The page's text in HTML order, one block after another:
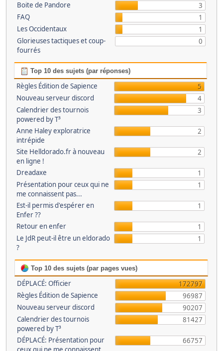
Boite de Pandore
3
FAQ
1
Les Occidentaux
1
Glorieuses tactiques et coup-
fourrés
0
Top 10 des sujets (par réponses)
Règles Édition de Sapience
5
Nouveau serveur discord
4
Calendrier des tournois
powered by T³
3
Anne Haley exploratrice
intrépide
2
Site Helldorado.fr à nouveau
en ligne !
2
Dreadaxe
1
Présentation pour ceux qui ne
me connaissent pas...
1
Est-il permis d'espérer en
Enfer ??
1
Retour en enfer
1
Le JdR peut-il être un eldorado
?
1
Top 10 des sujets (par pages vues)
DÉPLACÉ: Officier
172797
Règles Édition de Sapience
96987
Nouveau serveur discord
90207
Calendrier des tournois
powered by T³
81427
DÉPLACÉ: Présentation pour
66757